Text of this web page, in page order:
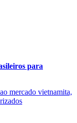
para
mercado vietnamita,